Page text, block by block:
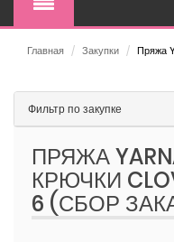
Главная / Закупки / Пряжа
Фильтр по закупке
ПРЯЖА
КРЮЧКИ
6 (СБОР